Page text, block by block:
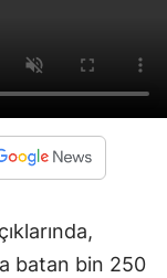
batan bin 250